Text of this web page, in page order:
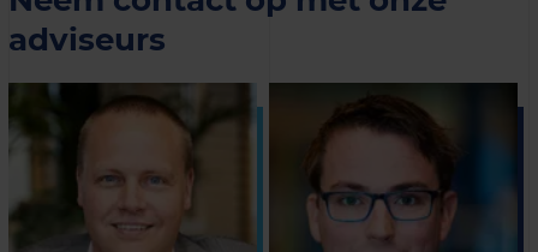
adviseurs